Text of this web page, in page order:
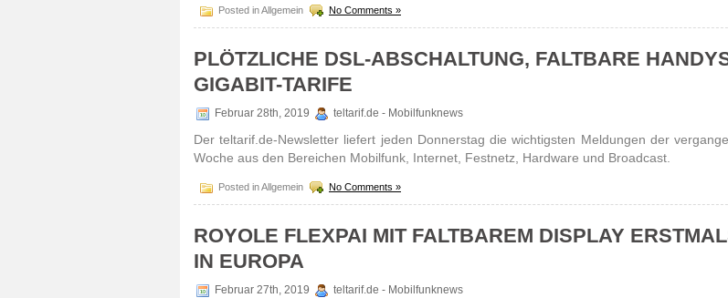
Posted in Allgemein No Comments »
PLÖTZLICHE DSL-ABSCHALTUNG, FALTBARE
GIGABIT-TARIFE
Februar 28th, 2019 teltarif.de - Mobilfunknews
Der teltarif.de-Newsletter liefert jeden Donnerstag die wichtigsten Meldungen der
Woche aus den Bereichen Mobilfunk, Internet, Festnetz, Hardware und Broadcast.
Posted in Allgemein No Comments »
ROYOLE FLEXPAI MIT FALTBAREM DISPLAY
IN EUROPA
Februar 27th, 2019 teltarif.de - Mobilfunknews